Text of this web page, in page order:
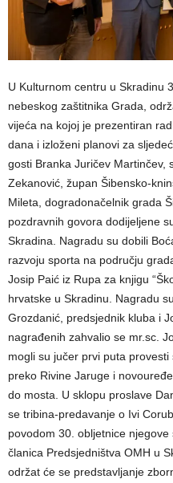
U Kulturnom centru u Skradinu
nebeskog zaštitnika Grada,
vijeća na kojoj je prezentiran
dana i izloženi planovi za
gosti Branka Juričev Martinčev,
Zekanović, župan Šibensko-
Mileta, dogradonačelnik grada
pozdravnih govora dodijeljene
Skradina. Nagradu su dobili
razvoju sporta na području
Josip Paić iz Rupa za knjigu
hrvatske u Skradinu. Nagradu
Grozdanić, predsjednik kluba i
nagrađenih zahvalio se mr.sc.
mogli su jučer prvi puta
preko Rivine Jaruge i
do mosta. U sklopu proslave
se tribina-predavanje o Ivi
povodom 30. obljetnice njegove
članica Predsjedništva OMH u
održat će se predstavljanje